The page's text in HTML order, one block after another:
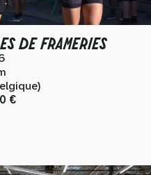
DE FRAMERIES
€